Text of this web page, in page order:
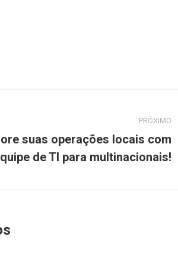
PRÓXIMO
suas operações locais com
de TI para multinacionais!